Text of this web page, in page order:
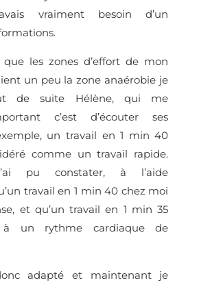
vraiment besoin d’un
les zones d’effort de mon
un peu la zone anaérobie je
de suite Hélène, qui me
c’est d’écouter ses
un travail en 1 min 40
comme un travail rapide.
pu constater, à l’aide
travail en 1 min 40 chez moi
et qu’un travail en 1 min 35
à un rythme cardiaque de
adapté et maintenant je